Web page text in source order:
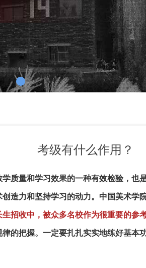
考级有什么作用？
质量和学习效果的一种有效检验，也
造力和坚持学习的动力。中国美术学
招收中，被众多名校作为很重要的参
的把握。一定要扎扎实实地练好基本